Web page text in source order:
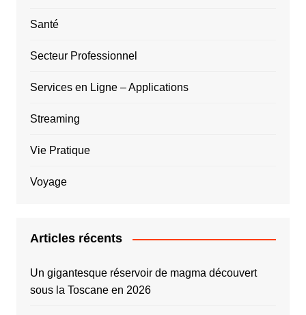
Santé
Secteur Professionnel
Services en Ligne – Applications
Streaming
Vie Pratique
Voyage
Articles récents
Un gigantesque réservoir de magma découvert
sous la Toscane en 2026